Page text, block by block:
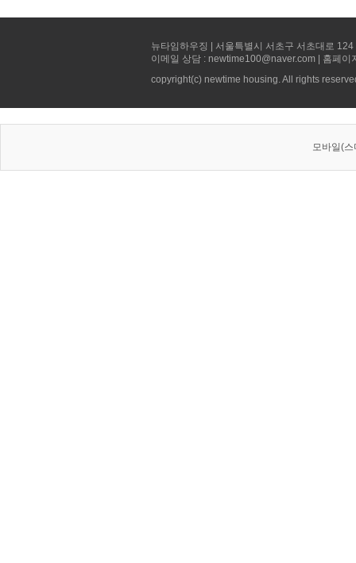
뉴타임하우징 | 서울특별시 서초구 서초대로
이메일 상담 : newtime100@naver.com | 홈페
copyright(c) newtime housing. All rights
모바일(